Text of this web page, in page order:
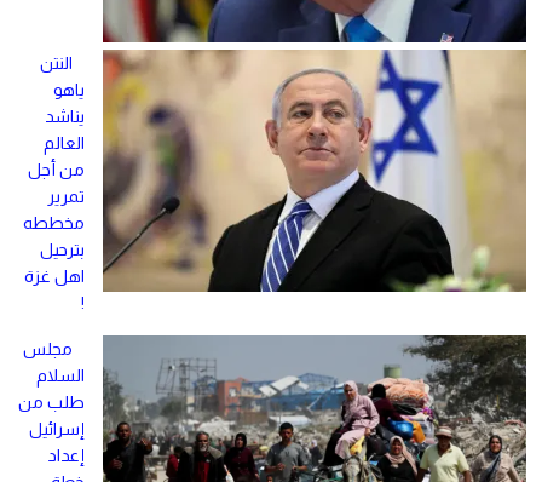
النتن
ياهو
يناشد
العالم
من أجل
تمرير
مخططه
بترحيل
اهل غزة
!
مجلس
السلام
طلب من
إسرائيل
إعداد